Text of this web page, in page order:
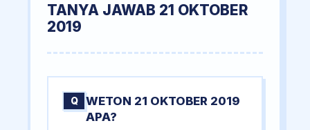
TANYA JAWAB 21 OKTOBER
2019
Q
WETON 21 OKTOBER 2019
APA?